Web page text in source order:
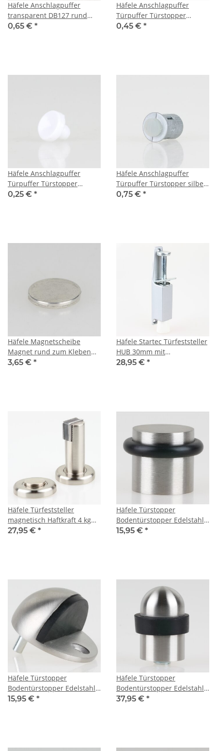
Häfele Anschlagpuffer
transparent DB127 rund
12,7x12,7mm zum Kleben
0,65 € *
Häfele Anschlagpuffer
Türpuffer Türstopper
Kunststoff braun zum
0,45 € *
Häfele Anschlagpuffer
Türpuffer Türstopper
Kunststoff weiß zum
0,25 € *
Häfele Anschlagpuffer
Türpuffer Türstopper silber
für Türen Schränke
0,75 € *
Häfele Magnetscheibe
Magnet rund zum Kleben
aus Stahl verzinkt 10x1.4mm
3,65 € *
Häfele Startec Türfeststeller
HUB 30mm mit
Gummipuffer silberfarben
28,95 € *
Häfele Türfeststeller
magnetisch Haftkraft 4 kg
Edelstahlfarben
27,95 € *
Häfele Türstopper
Bodentürstopper Edelstahl
matt 31x25mm zum
15,95 € *
Häfele Türstopper
Bodentürstopper Edelstahl
matt 43x24mm zum
15,95 € *
Häfele Türstopper
Bodentürstopper Edelstahl
mátt 52x39mm zum
37,95 € *